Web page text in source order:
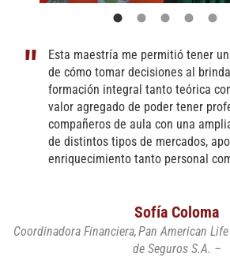
Esta maestría me permitió tener
de cómo tomar decisiones al
formación integral tanto teórica
valor agregado de poder tener
compañeros de aula con una
de distintos tipos de mercados,
enriquecimiento tanto personal
Sofía Coloma
Coordinadora Financiera Pan American
de Seguros S.A. –